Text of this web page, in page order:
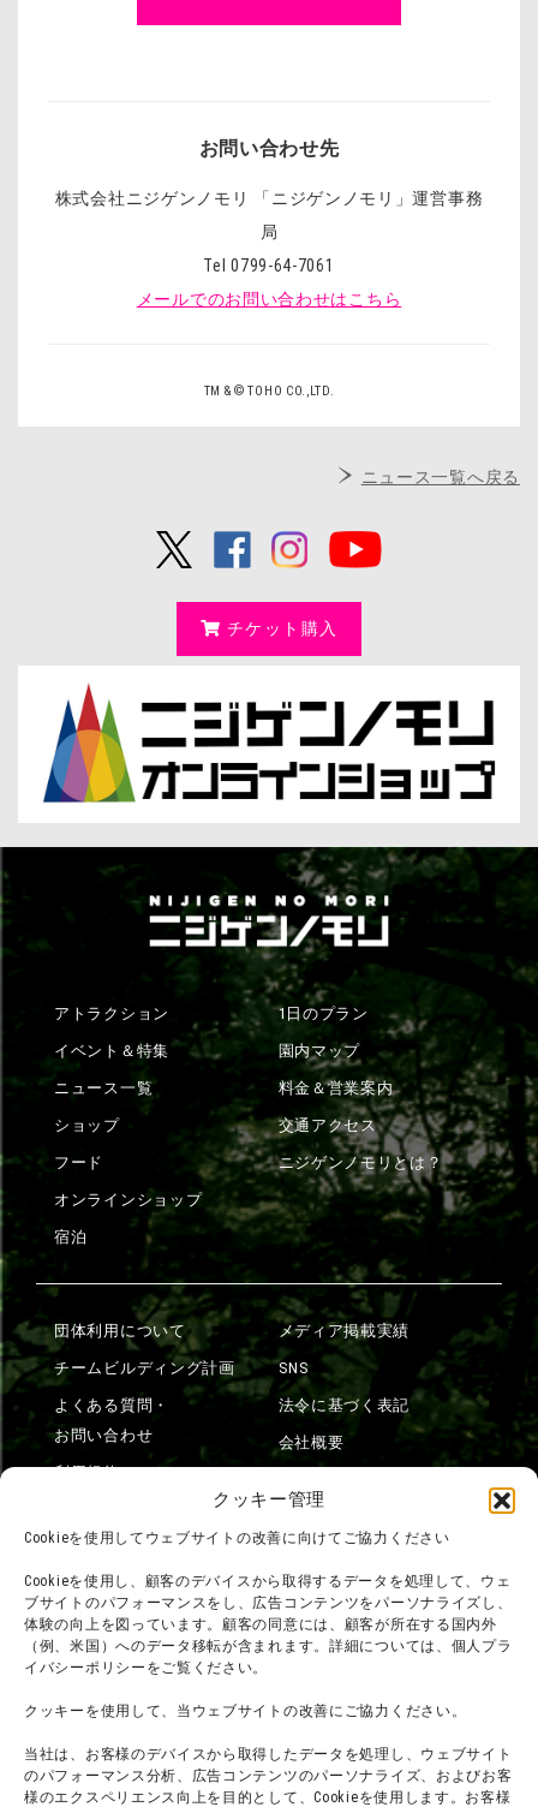
クッキー管理
Cookieを使用してウェブサイトの改善に向けてご協力ください
Cookieを使用し、顧客のデバイスから取得するデータを処理して、ウェ
ブサイトのパフォーマンスをし、広告コンテンツをパーソナライズし、
体験の向上を図っています。顧客の同意には、顧客が所在する国内外
（例、米国）へのデータ移転が含まれます。詳細については、個人プラ
イバシーポリシーをご覧ください。
クッキーを使用して、当ウェブサイトの改善にご協力ください。
当社は、お客様のデバイスから取得したデータを処理し、ウェブサイト
のパフォーマンス分析、広告コンテンツのパーソナライズ、およびお客
様のエクスペリエンス向上を目的として、Cookieを使用します。お客様
お問い合わせ先
株式会社ニジゲンノモリ 「ニジゲンノモリ」運営事務
局
Tel 0799-64-7061
メールでのお問い合わせはこちら
TM & © TOHO CO.,LTD.
ニュース一覧へ戻る
チケット購入
アトラクション
イベント＆特集
ニュース一覧
ショップ
フード
オンラインショップ
宿泊
1日のプラン
園内マップ
料金＆営業案内
交通アクセス
ニジゲンノモリとは？
団体利用について
チームビルディング計画
よくある質問・
お問い合わせ
利用規約
プライバシーポリシー
プレスリリース
メディア掲載実績
SNS
法令に基づく表記
会社概要